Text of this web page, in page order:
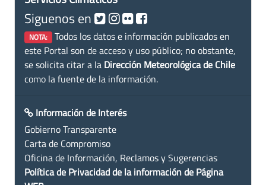
Siguenos en
NOTA: Todos los datos e información publicados en
este Portal son de acceso y uso público; no obstante,
se solicita citar a la Dirección Meteorológica de Chile
como la fuente de la información.
Información de Interés
Gobierno Transparente
Carta de Compromiso
Oficina de Información, Reclamos y Sugerencias
Política de Privacidad de la información de Página